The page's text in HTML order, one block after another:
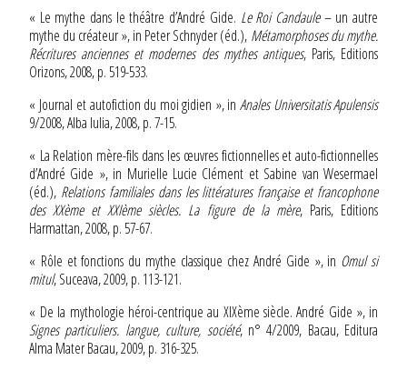
« Le mythe dans le théâtre d’André Gide. Le Roi Candaule– un autre
mythe du créateur », in Peter Schnyder (éd.), Métamorphoses du mythe.
Récritures anciennes et modernes des mythes antiques, Paris, Editions
Orizons, 2008, p. 519-533.
« Journal et autofiction du moi gidien », inAnales Universitatis Apulensis
9/2008, Alba Iulia, 2008, p. 7-15.
« La Relation mère-fils dans les œuvres fictionnelles et auto-fictionnelles
d’André Gide », in Murielle Lucie Clément et Sabine van Wesermael
(éd.), Relations familiales dans les littératures française et francophone
des XXème et XXIème siècles. La figure de la mère, Paris, Editions
Harmattan, 2008, p. 57-67.
« Rôle et fonctions du mythe classique chez André Gide », in Omul si
mitul, Suceava, 2009, p. 113-121.
« De la mythologie héroi-centrique au XIXème siècle. André Gide », in
Signes particuliers. langue, culture, société, n° 4/2009, Bacau, Editura
Alma Mater Bacau, 2009, p. 316-325.